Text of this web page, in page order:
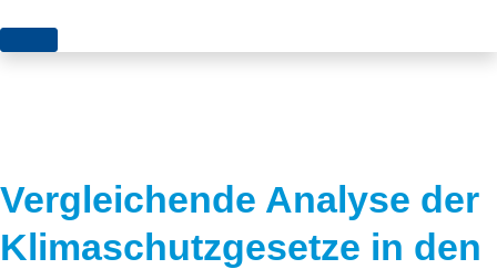
Themen
Flächen
Genehmigungen
News
Blog
Vergleichende Analyse der
Klimaschutzgesetze in den